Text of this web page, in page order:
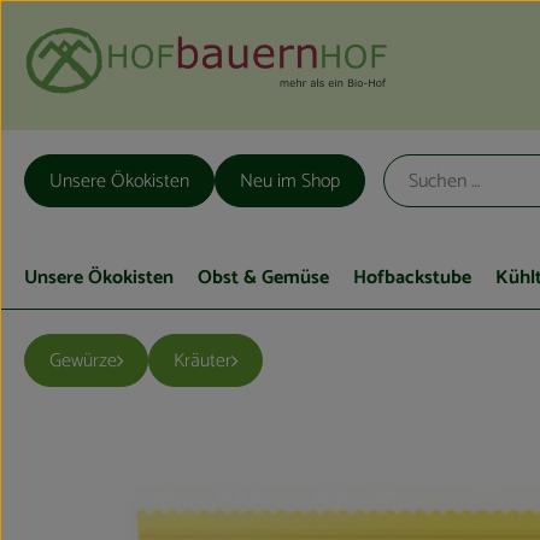
Unsere Ökokisten Neu im Shop
Unsere Ökokisten Obst & Gemüse Hofbackstube
Gewürze Kräuter